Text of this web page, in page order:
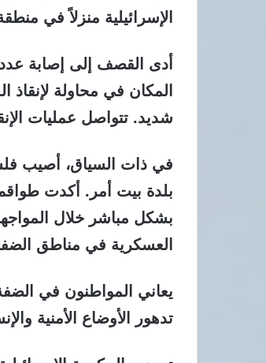
الإسرائيلية منزلاً في
أدى القصف إلى إصابة
المكان في محاولة
شديد. تتواصل عمليات
في ذات السياق، أصيب
بلدة بيت أمر. أكدت طواقم
بشكل مباشر خلال
العسكرية في مناطق
يعاني المواطنون في
تدهور الأوضاع الأمنية